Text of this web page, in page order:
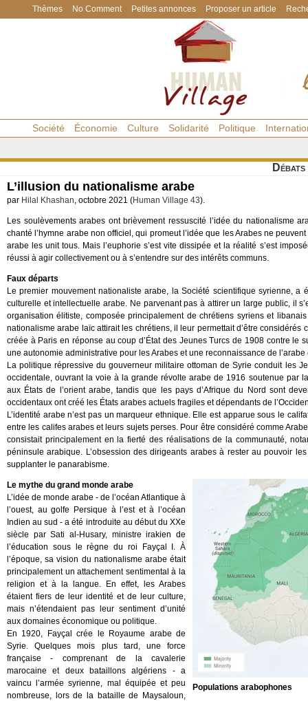
Thèmes No Comment Petites annonces Proposer un article
Société Économie Culture Solidarité Politique
Débats
L’illusion du nationalisme arabe
par Hilal Khashan, octobre 2021 (Human Village 43).
Les soulèvements arabes ont brièvement ressuscité l’idée du nationalisme
chanté l’hymne arabe non officiel, qui promeut l’idée que les Arabes ne
arabe les unit tous. Mais l’euphorie s’est vite dissipée et la réalité s’est
réussi à agir collectivement ou à s’entendre sur des intérêts communs.
Faux départs
Le premier mouvement nationaliste arabe, la Société scientifique syrienne,
culturelle et intellectuelle arabe. Ne parvenant pas à attirer un large public, il
organisation élitiste, composée principalement de chrétiens syriens et
nationalisme arabe laïc attirait les chrétiens, il leur permettait d’être
créée à Paris en réponse au coup d’État des Jeunes Turcs de 1908 contre le
une autonomie administrative pour les Arabes et une reconnaissance de
La politique répressive du gouverneur militaire ottoman de Syrie conduit les
occidentale, ouvrant la voie à la grande révolte arabe de 1916 soutenue par
aux États de l’orient arabe, tandis que les pays d’Afrique du Nord sont
occidentaux ont créé les États arabes actuels fragiles et dépendants de
L’identité arabe n’est pas un marqueur ethnique. Elle est apparue sous le
entre les califes arabes et leurs sujets perses. Pour être considéré comme
consistait principalement en la fierté des réalisations de la communauté,
péninsule arabique. L’obsession des dirigeants arabes à rester au pouvoir
supplanter le panarabisme.
Populations arabophones
Le mythe du grand monde arabe
L’idée de monde arabe - de l’océan Atlantique à
l’ouest, au golfe Persique à l’est et à l’océan
Indien au sud - a été introduite au début du XXe
siècle par Sati al-Husary, ministre irakien de
l’éducation sous le règne du roi Fayçal I. À
l’époque, sa vision du nationalisme arabe était
principalement un attachement sentimental à la
religion et à la langue. En effet, les Arabes
étaient fiers de leur identité et de leur culture,
mais n’étendaient pas leur sentiment d’unité
aux domaines économique ou politique.
En 1920, Fayçal crée le Royaume arabe de
Syrie. Quelques mois plus tard, une force
française - comprenant de la cavalerie
marocaine et deux bataillons algériens - a
vaincu l’armée syrienne, mal équipée et peu
nombreuse, lors de la bataille de Maysaloun,